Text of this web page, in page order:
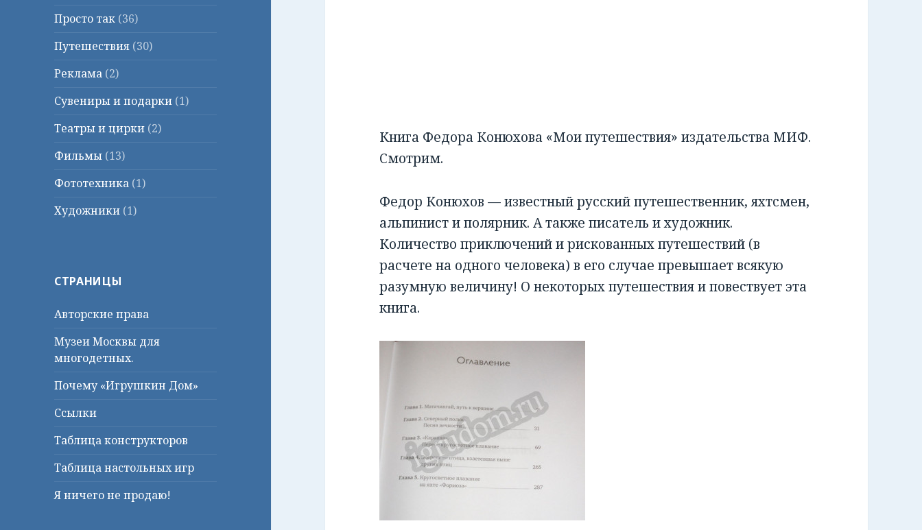
Просто так (36)
Путешествия (30)
Реклама (2)
Сувениры и подарки (1)
Театры и цирки (2)
Фильмы (13)
Фототехника (1)
Художники (1)
СТРАНИЦЫ
Авторские права
Музеи Москвы для
многодетных.
Почему «Игрушкин Дом»
Ссылки
Таблица конструкторов
Таблица настольных игр
Я ничего не продаю!
Книга Федора Конюхова «Мои путешествия» издательства МИФ.
Смотрим.
Федор Конюхов — известный русский путешественник, яхтсмен,
альпинист и полярник. А также писатель и художник.
Количество приключений и рискованных путешествий (в
расчете на одного человека) в его случае превышает всякую
разумную величину! О некоторых путешествия и повествует эта
книга.